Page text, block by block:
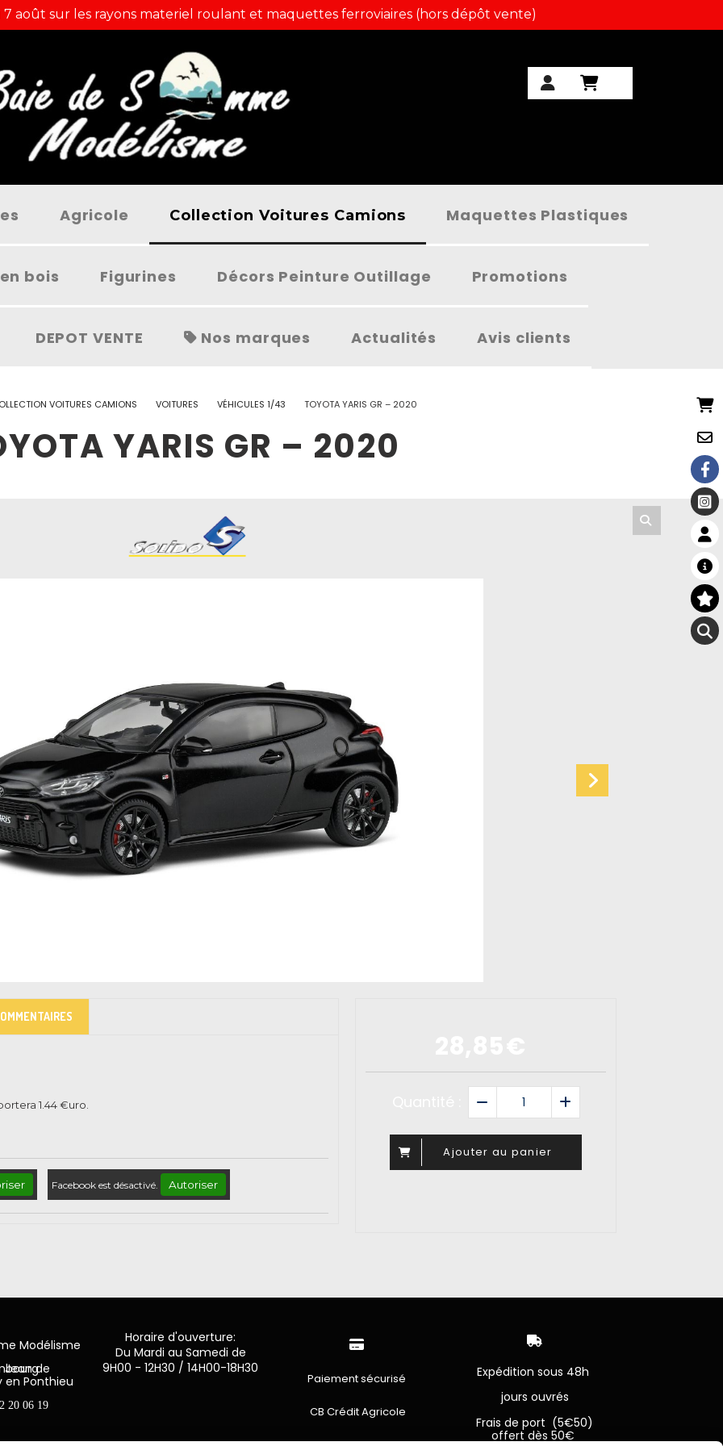
7 août sur les rayons materiel roulant et maquettes ferroviaires (hors dépôt vente)
Agricole Collection Voitures Camions Maquettes Plastiques
bois Figurines Décors Peinture Outillage Promotions
DEPOT VENTE Nos marques Actualités Avis clients
VOITURES CAMIONS VOITURES VÉHICULES 1/43 TOYOTA YARIS GR – 2020
YARIS GR – 2020
Ajouter au panier
1.44€uro.
Facebook est désactivé. Autoriser
Modélisme
Luxembourg
en Ponthieu
20 06 19
Horaire d'ouverture:
Du Mardi au Samedi de
9H00 - 12H30 / 14H00-18H30

Paiement sécurisé
CB Crédit Agricole

Expédition sous 48h
jours ouvrés
Frais de port (5€50)
offert dès 50€